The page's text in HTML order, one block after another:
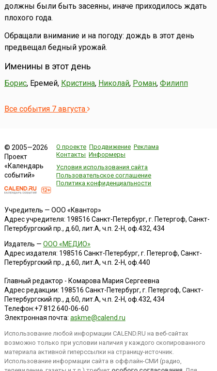
должны были быть засеяны, иначе приходилось ждать
плохого года.
Обращали внимание и на погоду: дождь в этот день
предвещал бедный урожай.
Именины в этот день
Борис, Еремей, Кристина, Николай, Роман, Филипп
Все события 7 августа
© 2005—2026
Проект
«Календарь
событий»
О проекте Продвижение Реклама
Контакты Информеры
Условия использования сайта
Пользовательское соглашение
Политика конфиденциальности
Учредитель — ООО «Квантор»
Адрес учредителя: 198516 Санкт-Петербург, г. Петергоф, Санкт-
Петербургский пр., д.60, лит.А, ч.п. 2-Н, оф.432, 434
Издатель — ООО «МЕДИО»
Адрес издателя: 198516 Санкт-Петербург, г. Петергоф, Санкт-
Петербургский пр., д.60, лит.А, ч.п. 2-Н, оф.440
Главный редактор - Комарова Мария Сергеевна
Адрес редакции: 198516 Санкт-Петербург, г. Петергоф, Санкт-
Петербургский пр., д.60, лит.А, ч.п. 2-Н, оф.432, 434
Телефон:+7 812 640-06-60
Электронная почта: askme@calend.ru
Использование любой информации CALEND.RU на веб-сайтах
возможно только при условии наличия у каждого скопированного
материала активной гиперссылки на страницу-источник.
Использование информации сайта в оффлайн-СМИ (радио,